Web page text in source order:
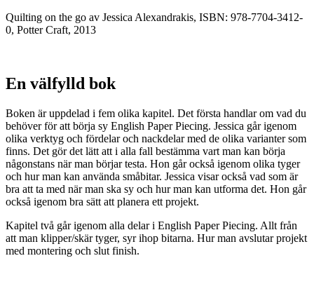
Quilting on the go av Jessica Alexandrakis, ISBN: 978-7704-3412-
0, Potter Craft, 2013
En välfylld bok
Boken är uppdelad i fem olika kapitel. Det första handlar om vad du
behöver för att börja sy English Paper Piecing. Jessica går igenom
olika verktyg och fördelar och nackdelar med de olika varianter som
finns. Det gör det lätt att i alla fall bestämma vart man kan börja
någonstans när man börjar testa. Hon går också igenom olika tyger
och hur man kan använda småbitar. Jessica visar också vad som är
bra att ta med när man ska sy och hur man kan utforma det. Hon går
också igenom bra sätt att planera ett projekt.
Kapitel två går igenom alla delar i English Paper Piecing. Allt från
att man klipper/skär tyger, syr ihop bitarna. Hur man avslutar projekt
med montering och slut finish.